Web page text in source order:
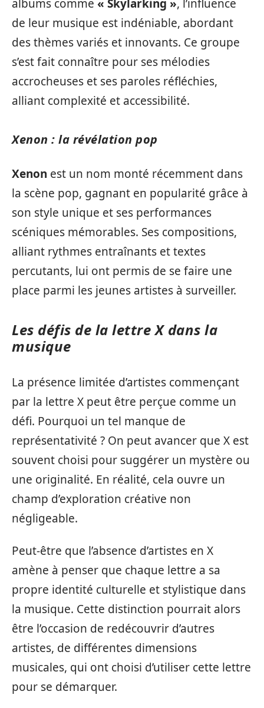
albums comme « Skylarking », l’influence
de leur musique est indéniable, abordant
des thèmes variés et innovants. Ce groupe
s’est fait connaître pour ses mélodies
accrocheuses et ses paroles réfléchies,
alliant complexité et accessibilité.
Xenon : la révélation pop
Xenon est un nom monté récemment dans
la scène pop, gagnant en popularité grâce à
son style unique et ses performances
scéniques mémorables. Ses compositions,
alliant rythmes entraînants et textes
percutants, lui ont permis de se faire une
place parmi les jeunes artistes à surveiller.
Les défis de la lettre X dans la
musique
La présence limitée d’artistes commençant
par la lettre X peut être perçue comme un
défi. Pourquoi un tel manque de
représentativité ? On peut avancer que X est
souvent choisi pour suggérer un mystère ou
une originalité. En réalité, cela ouvre un
champ d’exploration créative non
négligeable.
Peut-être que l’absence d’artistes en X
amène à penser que chaque lettre a sa
propre identité culturelle et stylistique dans
la musique. Cette distinction pourrait alors
être l’occasion de redécouvrir d’autres
artistes, de différentes dimensions
musicales, qui ont choisi d’utiliser cette lettre
pour se démarquer.